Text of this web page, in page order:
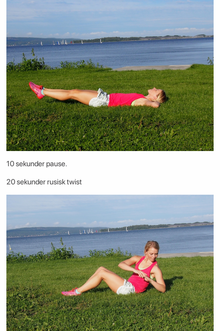
10 sekunder pause.
20 sekunder rusisk twist